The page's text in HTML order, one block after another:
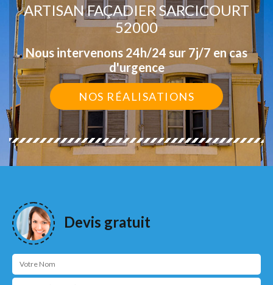
ARTISAN FAÇADIER SARCICOURT
52000
Nous intervenons 24h/24 sur 7j/7 en cas
d'urgence
NOS RÉALISATIONS
Devis gratuit